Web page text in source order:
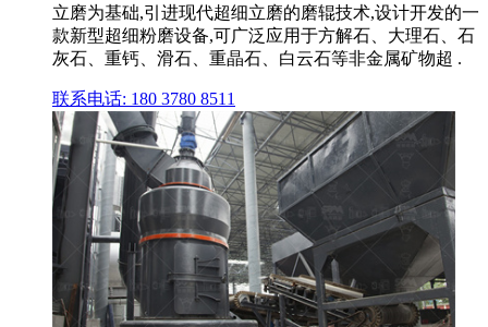
立磨为基础,引进现代超细立磨的磨辊技术,设计开发的一
款新型超细粉磨设备,可广泛应用于方解石、大理石、石
灰石、重钙、滑石、重晶石、白云石等非金属矿物超 .
联系电话: 180 3780 8511